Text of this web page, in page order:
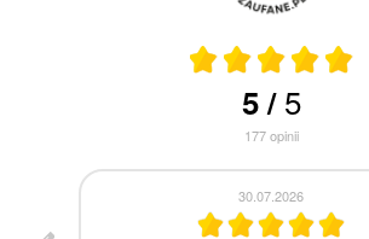
5/5
177opinii
30.07.2026